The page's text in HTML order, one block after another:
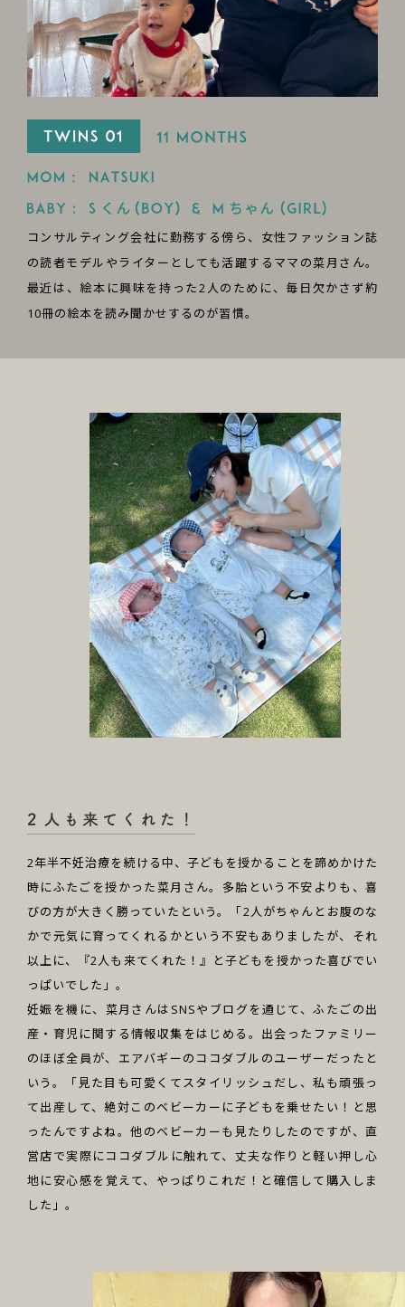
コンサルティング会社に勤務する傍ら、女性ファッション誌
の読者モデルやライターとしても活躍するママの菜月さん。
最近は、絵本に興味を持った2人のために、毎日欠かさず約
10冊の絵本を読み聞かせするのが習慣。
2年半不妊治療を続ける中、子どもを授かることを諦めかけた
時にふたごを授かった菜月さん。多胎という不安よりも、喜
びの方が大きく勝っていたという。「2人がちゃんとお腹のな
かで元気に育ってくれるかという不安もありましたが、それ
以上に、『2人も来てくれた！』と子どもを授かった喜びでい
っぱいでした」。
妊娠を機に、菜月さんはSNSやブログを通じて、ふたごの出
産・育児に関する情報収集をはじめる。出会ったファミリー
のほぼ全員が、エアバギーのココダブルのユーザーだったと
いう。「見た目も可愛くてスタイリッシュだし、私も頑張っ
て出産して、絶対このベビーカーに子どもを乗せたい！と思
ったんですよね。他のベビーカーも見たりしたのですが、直
営店で実際にココダブルに触れて、丈夫な作りと軽い押し心
地に安心感を覚えて、やっぱりこれだ！と確信して購入しま
した」。